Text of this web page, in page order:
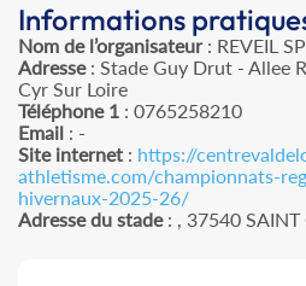
Informations
Nom de l’organisateur: REVEIL
Adresse: Stade Guy Drut - Allee
Cyr Sur Loire
Téléphone 1 : 0765258210
Email : -
Site internet : https://
athletisme.com/championnats-
hivernaux-2025-26/
Adresse du stade: , 37540 SAINT